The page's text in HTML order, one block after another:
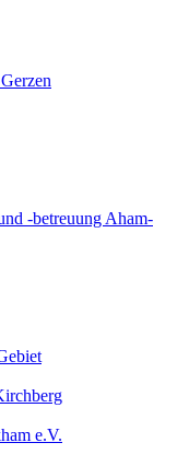
-betreuung Aham-
e.V.